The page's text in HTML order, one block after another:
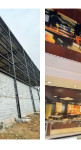
Solicitar Orçamento